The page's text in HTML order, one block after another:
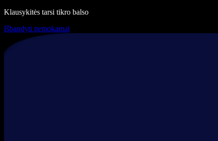
Klausykitės tarsi tikro balso
Išbandyti nemokamai